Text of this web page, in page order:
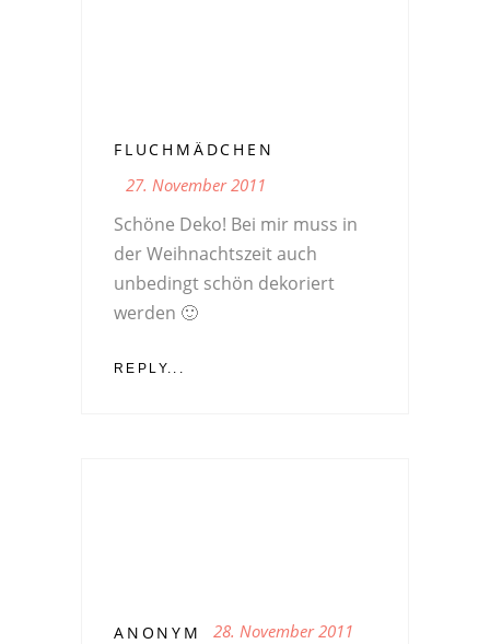
FLUCHMÄDCHEN
27. November 2011
Schöne Deko! Bei mir muss in
der Weihnachtszeit auch
unbedingt schön dekoriert
werden 🙂
REPLY...
ANONYM 28. November 2011